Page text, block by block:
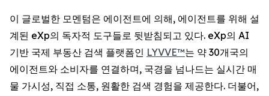
이 글로벌한 모멘텀은 에이전트에 의해, 에이전트를 위해 설
계된 eXp의 독자적 도구들로 뒷받침되고 있다. eXp의 AI
기반 국제 부동산 검색 플랫폼인 LYVVE™는 약 30개국의
에이전트와 소비자를 연결하며, 국경을 넘나드는 실시간 매
물 가시성, 직접 소통, 원활한 검색 경험을 제공한다. 더불어,